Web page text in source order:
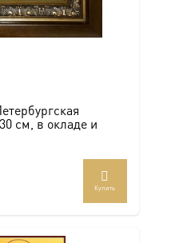
см, в окладе и
Купить